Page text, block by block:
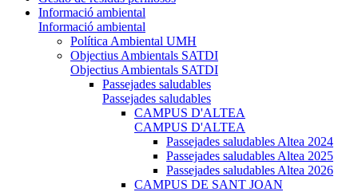
Informació ambiental
Informació ambiental
Política Ambiental UMH
Objectius Ambientals SATDI
Objectius Ambientals SATDI
Passejades saludables
Passejades saludables
CAMPUS D'ALTEA
CAMPUS D'ALTEA
Passejades saludables Altea 2024
Passejades saludables Altea 2025
Passejades saludables Altea 2026
CAMPUS DE SANT JOAN